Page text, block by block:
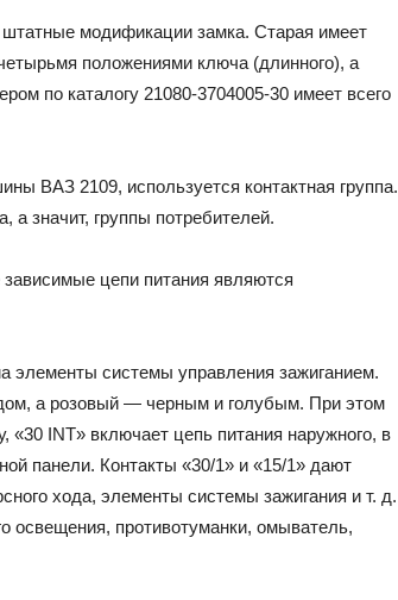
модификации замка. Старая имеет
положениями ключа (длинного), а
по каталогу 21080-3704005-30 имеет всего
ВАЗ 2109, используется контактная группа.
а значит, группы потребителей.
цепи питания являются
элементы системы управления зажиганием.
а розовый — черным и голубым. При этом
«30 INT» включает цепь питания наружного, в
панели. Контакты «30/1» и «15/1» дают
хода, элементы системы зажигания и т. д.
освещения, противотуманки, омыватель,